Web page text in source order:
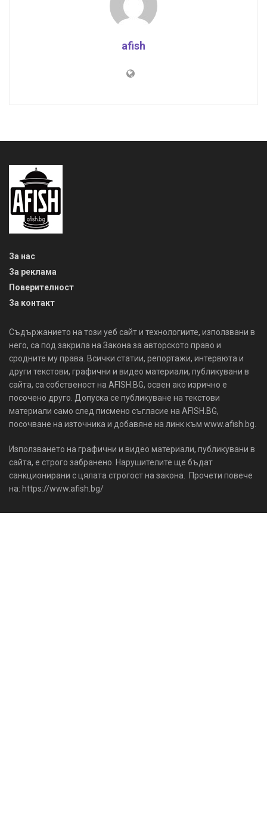
afish
За нас
За реклама
Поверителност
За контакт
Съдържанието на този уеб сайт и технологиите, използвани в
него, са под закрила на Закона за авторското право и
сродните му права. Всички статии, репортажи, интервюта и
други текстови, графични и видео материали, публикувани в
сайта, са собственост на AFISH.BG, освен ако изрично е
посочено друго. Допуска се публикуване на текстови
материали само след писмено съгласие на AFISH.BG,
посочване на източника и добавяне на линк към www.afish.bg.
Използването на графични и видео материали, публикувани в
сайта, е строго забранено. Нарушителите ще бъдат
санкционирани с цялата строгост на закона. Прочети повече
на: https://www.afish.bg/